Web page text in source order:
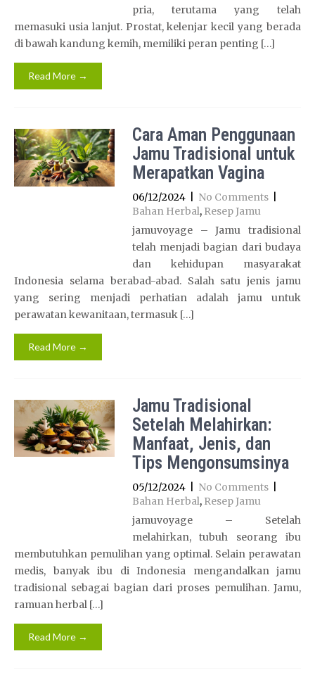
pria, terutama yang telah
memasuki usia lanjut. Prostat, kelenjar kecil yang berada
di bawah kandung kemih, memiliki peran penting […]
Read More →
Cara Aman Penggunaan
Jamu Tradisional untuk
Merapatkan Vagina
06/12/2024 No Comments
Bahan Herbal, Resep Jamu
jamuvoyage – Jamu tradisional
telah menjadi bagian dari budaya
dan kehidupan masyarakat
Indonesia selama berabad-abad. Salah satu jenis jamu
yang sering menjadi perhatian adalah jamu untuk
perawatan kewanitaan, termasuk […]
Read More →
Jamu Tradisional
Setelah Melahirkan:
Manfaat, Jenis, dan
Tips Mengonsumsinya
05/12/2024 No Comments
Bahan Herbal, Resep Jamu
jamuvoyage – Setelah
melahirkan, tubuh seorang ibu
membutuhkan pemulihan yang optimal. Selain perawatan
medis, banyak ibu di Indonesia mengandalkan jamu
tradisional sebagai bagian dari proses pemulihan. Jamu,
ramuan herbal […]
Read More →